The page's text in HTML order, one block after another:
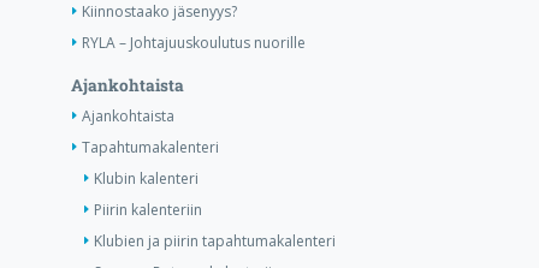
Kiinnostaako jäsenyys?
RYLA – Johtajuuskoulutus nuorille
Ajankohtaista
Ajankohtaista
Tapahtumakalenteri
Klubin kalenteri
Piirin kalenteriin
Klubien ja piirin tapahtumakalenteri